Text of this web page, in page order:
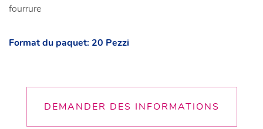
fourrure
Format du paquet: 20 Pezzi
DEMANDER DES INFORMATIONS